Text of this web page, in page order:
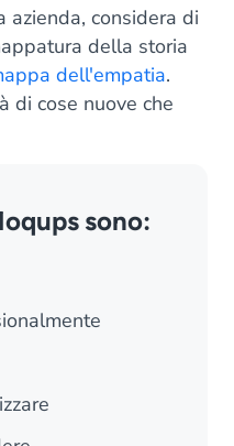
azienda, considera di
della storia
dell'empatia.
di cose nuove che
sono: